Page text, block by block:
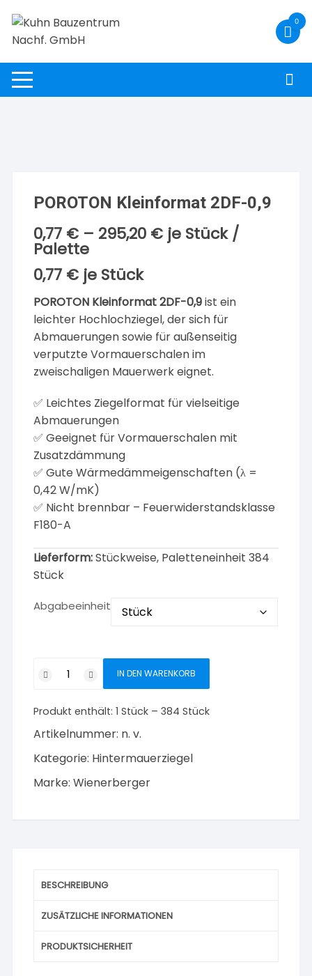
Inhalt
springen
0
POROTON Kleinformat 2DF-0,9
0,77 € – 295,20 € je Stück /
Palette
0,77 € je Stück
POROTON Kleinformat 2DF-0,9ist ein
leichter Hochlochziegel, der sich für
Abmauerungen sowie für außenseitig
verputzte Vormauerschalen im
zweischaligen Mauerwerk eignet.
✅ Leichtes Ziegelformat für vielseitige
Abmauerungen
✅ Geeignet für Vormauerschalen mit
Zusatzdämmung
✅ Gute Wärmedämmeigenschaften (λ =
0,42 W/mK)
✅ Nicht brennbar – Feuerwiderstandsklasse
F180-A
Lieferform:Stückweise, Paletteneinheit 384
Stück
Abgabeeinheit
Kleinformat
0,9
Menge
IN DEN WARENKORB
Produkt enthält: 1Stück – 384Stück
Artikelnummer: n. v.
Kategorie: Hintermauerziegel
Marke:Wienerberger
BESCHREIBUNG
ZUSÄTZLICHE INFORMATIONEN
PRODUKTSICHERHEIT